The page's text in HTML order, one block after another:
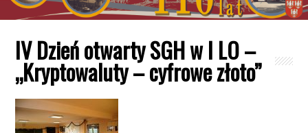
IV Dzień otwarty SGH w I LO –
„Kryptowaluty – cyfrowe złoto”